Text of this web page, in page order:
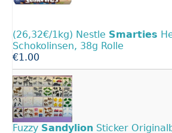
(26,32€/1kg) Nestle Smarties
Schokolinsen, 38g Rolle
€1.00
Fuzzy Sandylion Sticker